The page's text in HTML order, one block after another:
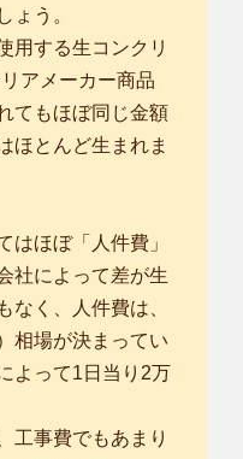
ょう。
用する生コンクリ
アメーカー商品
てもほぼ同じ金額
ほとんど生まれま
はほぼ「人件費」
社によって差が生
なく、人件費は、
相場が決まってい
よって1日当り2万
工事費でもあまり